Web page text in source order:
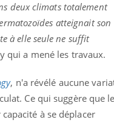
deux climats totalement
atteignait son
à elle seule ne suffit
qui a mené les travaux.
, n'a révélé aucune
Ce qui suggère que le
à se déplacer